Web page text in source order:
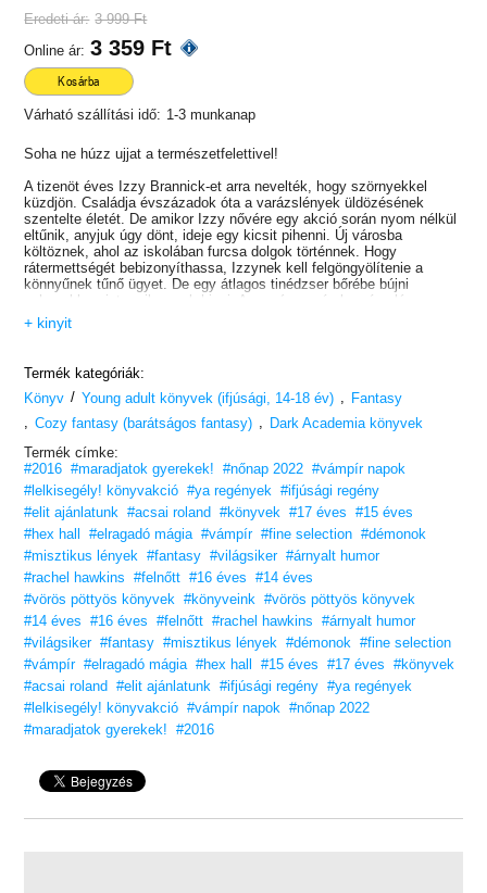
Eredeti ár: 3 999 Ft
Online ár: 3 359 Ft
Kosárba
Várható szállítási idő: 1-3 munkanap
Soha ne húzz ujjat a természetfelettivel!
A tizenöt éves Izzy Brannick-et arra nevelték, hogy szörnyekkel
küzdjön. Családja évszázadok óta a varázslények üldözésének
szentelte életét. De amikor Izzy nővére egy akció során nyom nélkül
eltűnik, anyjuk úgy dönt, ideje egy kicsit pihenni. Új városba
költöznek, ahol az iskolában furcsa dolgok történnek. Hogy
rátermettségét bebizonyíthassa, Izzynek kell felgöngyölítenie a
könnyűnek tűnő ügyet. De egy átlagos tinédzser bőrébe bújni
nehezebb, mint amilyennek hiszi. A magányos és kemény lány
tapasztalatlan a barátságok terén, és akkor még nem is beszéltünk a
szerelmi ügyekről… Vajon képes annyira megbízni új barátaiban,
Rachel Hawkins regénye ismét hozza a Hex Hall-sorozattól
megszokott fanyar humort és bájt.
Készülj fel még több titokra, varázslatra és románcra!
+ kinyit
Termék kategóriák:
Könyv / Young adult könyvek (ifjúsági, 14-18 év) , Fantasy
, Cozy fantasy (barátságos fantasy) , Dark Academia könyvek
Termék címke:
#2016 #maradjatok gyerekek! #nőnap 2022 #vámpír napok
#lelkisegély! könyvakció #ya regények #ifjúsági regény
#elit ajánlatunk #acsai roland #könyvek #17 éves
#15 éves
#hex hall
#elragadó mágia #vámpír #fine selection #démonok
#misztikus lények #fantasy #világsiker #árnyalt humor
#rachel hawkins
#felnőtt #16 éves
#14 éves
#vörös pöttyös könyvek #könyveink #vörös pöttyös könyvek
#14 éves
#16 éves #felnőtt #rachel hawkins
#árnyalt humor
#világsiker #fantasy #misztikus lények #démonok #fine selection
#vámpír #elragadó mágia #hex hall #15 éves #17 éves
#könyvek
#acsai roland
#elit ajánlatunk #ifjúsági regény #ya regények
#lelkisegély! könyvakció #vámpír napok #nőnap 2022
#maradjatok gyerekek!
#2016